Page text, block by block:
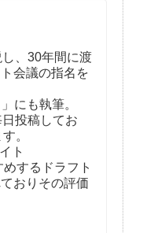
、30年間に渡
会議の指名を
にも執筆。
投稿してお
。
ト
するドラフト
おりその評価